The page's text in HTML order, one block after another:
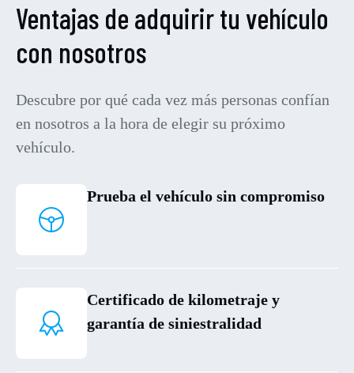
Ventajas de adquirir tu vehículo
con nosotros
Descubre por qué cada vez más personas confían
en nosotros a la hora de elegir su próximo
vehículo.
Prueba el vehículo sin compromiso
Certificado de kilometraje y
garantía de siniestralidad